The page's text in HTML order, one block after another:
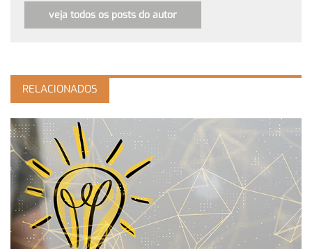
veja todos os posts do autor
RELACIONADOS